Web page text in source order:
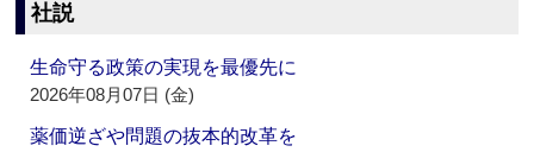
社説
生命守る政策の実現を最優先に
2026年08月07日 (金)
薬価逆ざや問題の抜本的改革を